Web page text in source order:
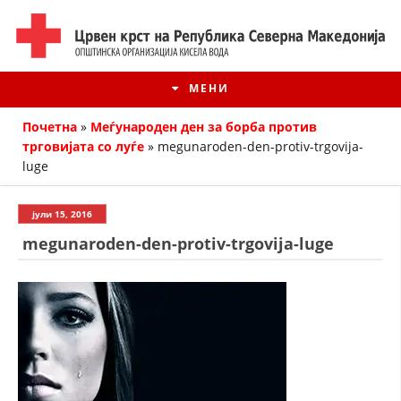
МЕНИ
ИСТОРИЈАТ НА ДВИЖЕЊЕТО
Почетна » Меѓународен ден за борба против
трговијата со луѓе » megunaroden-den-protiv-trgovija-
luge
јули 15, 2016
megunaroden-den-protiv-trgovija-luge